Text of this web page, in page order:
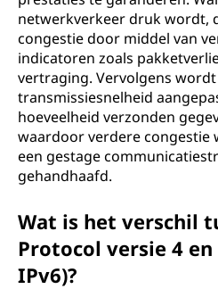
netwerkverkeer druk wordt,
congestie door middel van
indicatoren zoals
vertraging. Vervolgens
transmissiesnelheid
hoeveelheid verzonden
waardoor verdere congestie
een gestage
gehandhaafd.
Wat is het verschil
Protocol versie 4 en
IPv6)?